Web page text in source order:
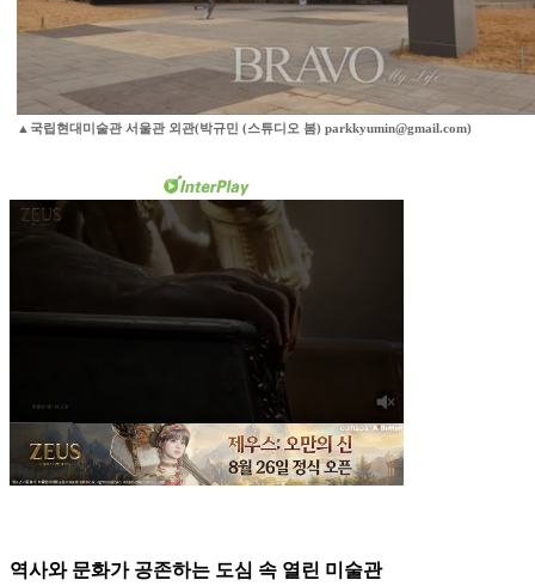
▲국립현대미술관 서울관 외관(박규민 (스튜디오 봄) parkkyumin@gmail.com)
역사와 문화가 공존하는 도심 속 열린 미술관